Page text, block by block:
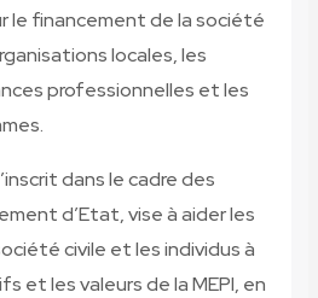
le financement de la société
locales, les
professionnelles et les
dans le cadre des
d’Etat, vise à aider les
civile et les individus à
et les valeurs de la MEPI, en